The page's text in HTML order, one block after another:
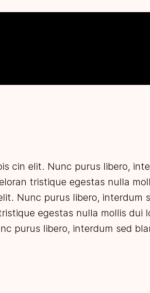
cin elit. Nunc purus libero,
tristique egestas nulla
Nunc purus libero, interdum
egestas nulla mollis dui
purus libero, interdum sed